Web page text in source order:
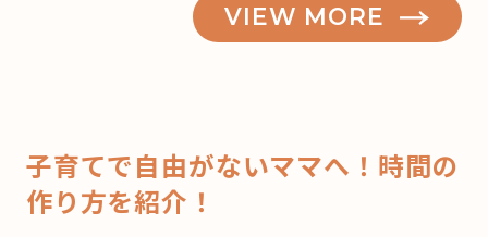
VIEW MORE
子育てで自由がないママへ！時間の
作り方を紹介！